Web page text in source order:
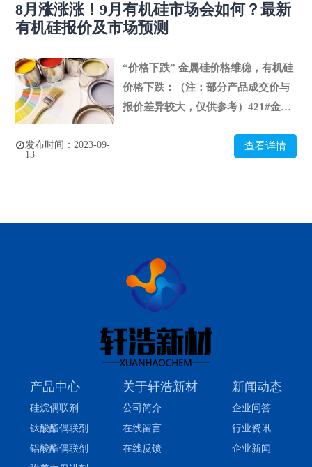
1600元/吨，107胶及生胶均有相近幅
度的走高，其它单体厂多开启封盘不
局。有机硅市场此轮
8月涨涨涨！9月有机硅市场会如何？最新
有机硅报价及市场预测
发布时间：2023-09-
13
“价格下跌” 金属硅价格维稳，有机硅
价格下跌：（注：部分产品成交价与
报价差异较大，仅供参考）421#金属
吨；DMC：13200-13600元/吨;107
15800元/吨；甲醇（鲁北）：2525元/
查看详情
产品中心
硅烷偶联剂
钛酸酯偶联剂
铝酸酯偶联剂
关于轩浩新材
公司简介
在线留言
在线反馈
新闻动态
企业问答
行业资讯
企业新闻